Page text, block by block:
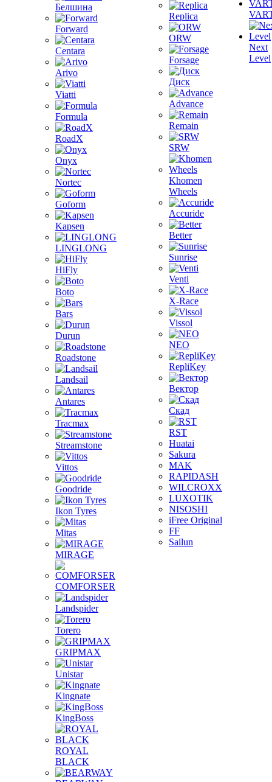
Белшина
Forward
Centara
Arivo
Viatti
Formula
RoadX
Onyx
Nortec
Goform
Kapsen
LINGLONG
HiFly
Boto
Bars
Durun
Roadstone
Landsail
Antares
Tracmax
Streamstone
Vittos
Goodride
Ikon Tyres
Mitas
MIRAGE
COMFORSER
Landspider
Torero
GRIPMAX
Unistar
Kingnate
KingBoss
ROYAL
BLACK
Replica
ORW
Forsage
Диск
Advance
Remain
SRW
Khomen
Wheels
Accuride
Better
Sunrise
Venti
X-Race
Vissol
NEO
RepliKey
Вектор
Скад
RST
Huatai
Sakura
MAK
RAPIDASH
WILCROXX
LUXOTIK
NISOSHI
iFree Original
FF
Sailun
Next
Level